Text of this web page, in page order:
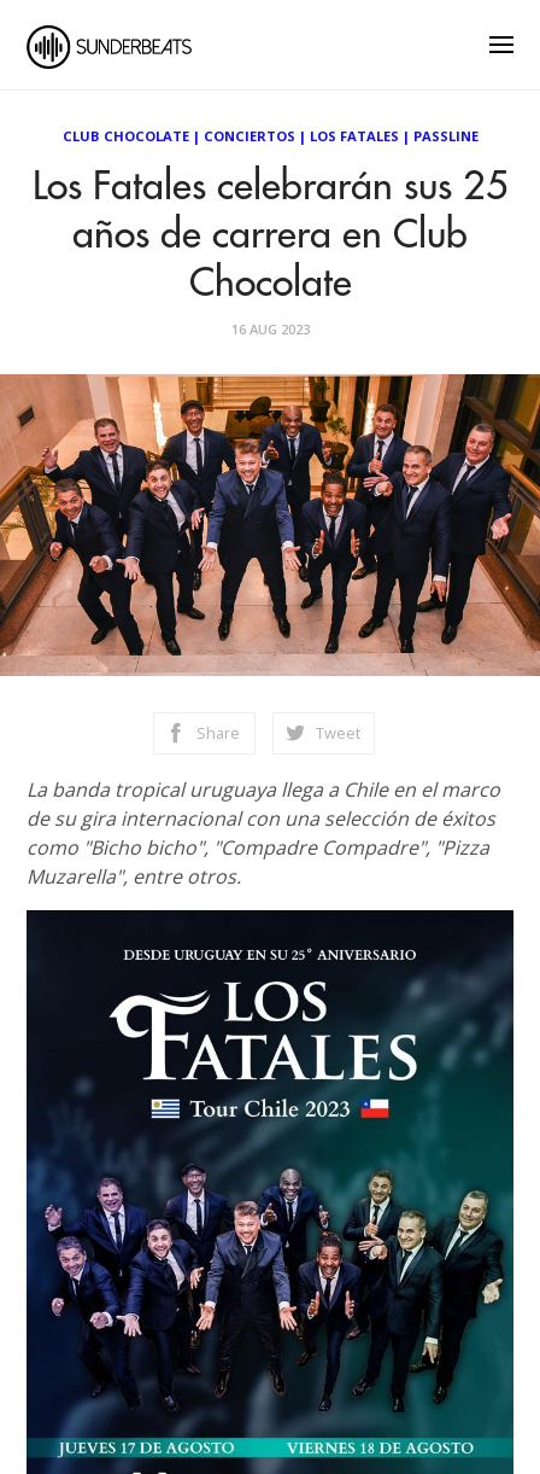
CLUB CHOCOLATE| CONCIERTOS | LOS FATALES | PASSLINE
Los Fatales celebrarán sus 25
años de carrera en Club
Chocolate
16 AUG 2023
Share Tweet
La banda tropical uruguaya llega a Chile en el marco
de su gira internacional con una selección de éxitos
como "Bicho bicho", "Compadre Compadre", "Pizza
Muzarella", entre otros.